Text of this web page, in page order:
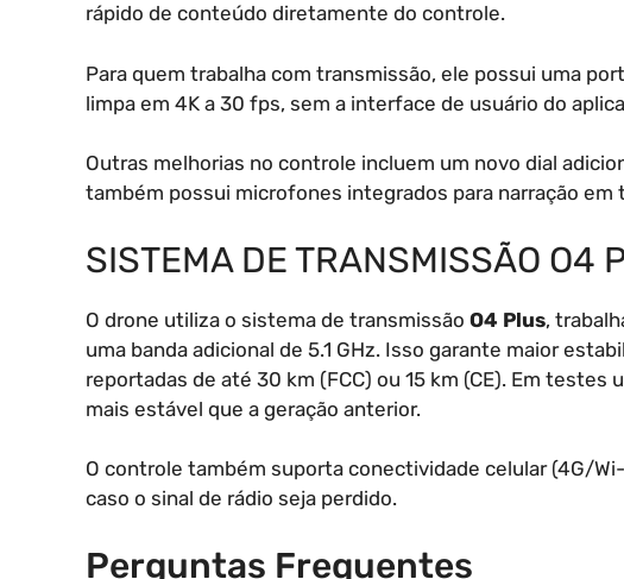
rápido de conteúdo diretamente do controle.
Para quem trabalha com transmissão, ele possui uma
limpa em 4K a 30 fps, sem a interface de usuário do
Outras melhorias no controle incluem um novo dial
também possui microfones integrados para narração em
SISTEMA DE TRANSMISSÃO O4
O drone utiliza o sistema de transmissão O4 Plus,
uma banda adicional de 5.1 GHz. Isso garante maior
reportadas de até 30 km (FCC) ou 15 km (CE). Em testes
mais estável que a geração anterior.
O controle também suporta conectividade celular (4G/
caso o sinal de rádio seja perdido.
Perguntas Frequentes